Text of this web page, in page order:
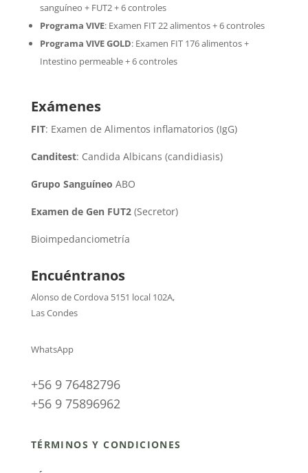
sanguíneo + FUT2 + 6 controles
Programa VIVE: Examen FIT 22 alimentos + 6 controles
Programa VIVE GOLD: Examen FIT 176 alimentos +
Intestino permeable + 6 controles
Exámenes
FIT: Examen de Alimentos inflamatorios (IgG)
Canditest: Candida Albicans (candidiasis)
Grupo Sanguíneo ABO
Examen de Gen FUT2(Secretor)
Bioimpedanciometría
Encuéntranos
Alonso de Cordova 5151 local 102A,
Las Condes
WhatsApp
+56 9 76482796
+56 9 75896962
TÉRMINOS Y CONDICIONES